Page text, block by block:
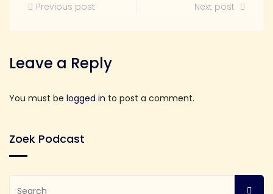
Previous post Next post
Leave a Reply
You must be logged in to post a comment.
Zoek Podcast